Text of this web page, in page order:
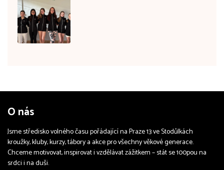
O nás
Jsme středisko volného času pořádající na Praze 13 ve Stodůlkách
kroužky, kluby, kurzy, tábory a akce pro všechny věkové generace.
Chceme motivovat, inspirovat i vzdělávat zážitkem – stát se 100pou na
srdci i na duši.